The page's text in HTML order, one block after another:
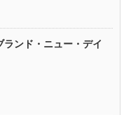
ランド・ニュー・デイ